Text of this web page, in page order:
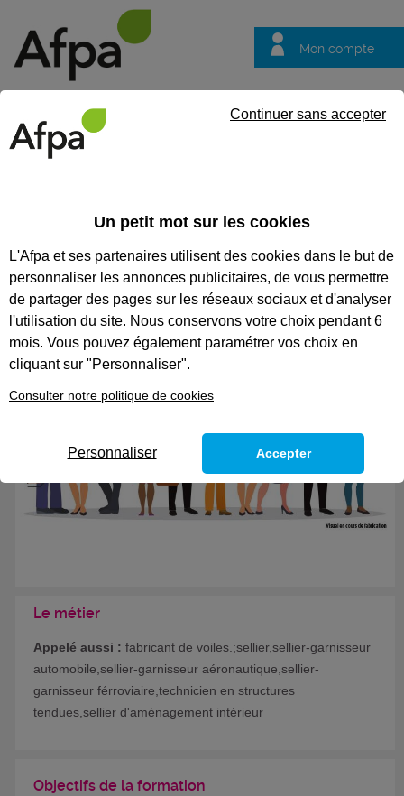
Mon compte
questions
CODES
SELLIER GARNISSEUR
Eligible au CPF *
Le métier
Appelé aussi : fabricant de voiles.;sellier,sellier-garnisseur
automobile,sellier-garnisseur aéronautique,sellier-
garnisseur férroviaire,technicien en structures
tendues,sellier d'aménagement intérieur
Objectifs de la formation
Un petit mot sur les cookies
L'Afpa et ses partenaires utilisent des cookies dans le but de
personnaliser les annonces publicitaires, de vous permettre
de partager des pages sur les réseaux sociaux et d'analyser
l'utilisation du site. Nous conservons votre choix pendant 6
mois. Vous pouvez également paramétrer vos choix en
cliquant sur "Personnaliser".
Consulter notre politique de cookies
Continuer sans accepter
Personnaliser Accepter